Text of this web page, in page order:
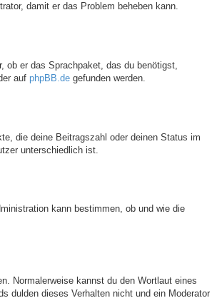
damit er das Problem beheben kann.
ob er das Sprachpaket, das du benötigst,
auf phpBB.de gefunden werden.
die deine Beitragszahl oder deinen Status im
unterschiedlich ist.
kann bestimmen, ob und wie die
Normalerweise kannst du den Wortlaut eines
dulden dieses Verhalten nicht und ein Moderator